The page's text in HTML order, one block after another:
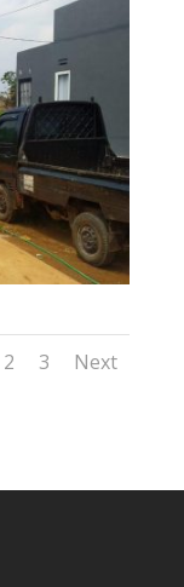
2 3 Next